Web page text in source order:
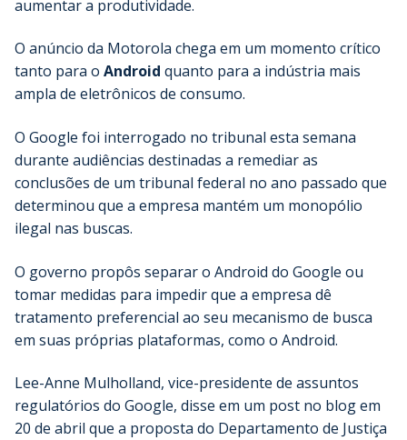
aumentar a produtividade.
O anúncio da Motorola chega em um momento crítico
tanto para o Android quanto para a indústria mais
ampla de eletrônicos de consumo.
O Google foi interrogado no tribunal esta semana
durante audiências destinadas a remediar as
conclusões de um tribunal federal no ano passado que
determinou que a empresa mantém um monopólio
ilegal nas buscas.
O governo propôs separar o Android do Google ou
tomar medidas para impedir que a empresa dê
tratamento preferencial ao seu mecanismo de busca
em suas próprias plataformas, como o Android.
Lee-Anne Mulholland, vice-presidente de assuntos
regulatórios do Google, disse em um post no blog em
20 de abril que a proposta do Departamento de Justiça